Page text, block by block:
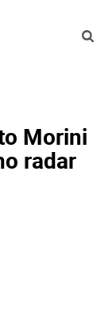
Morini
radar